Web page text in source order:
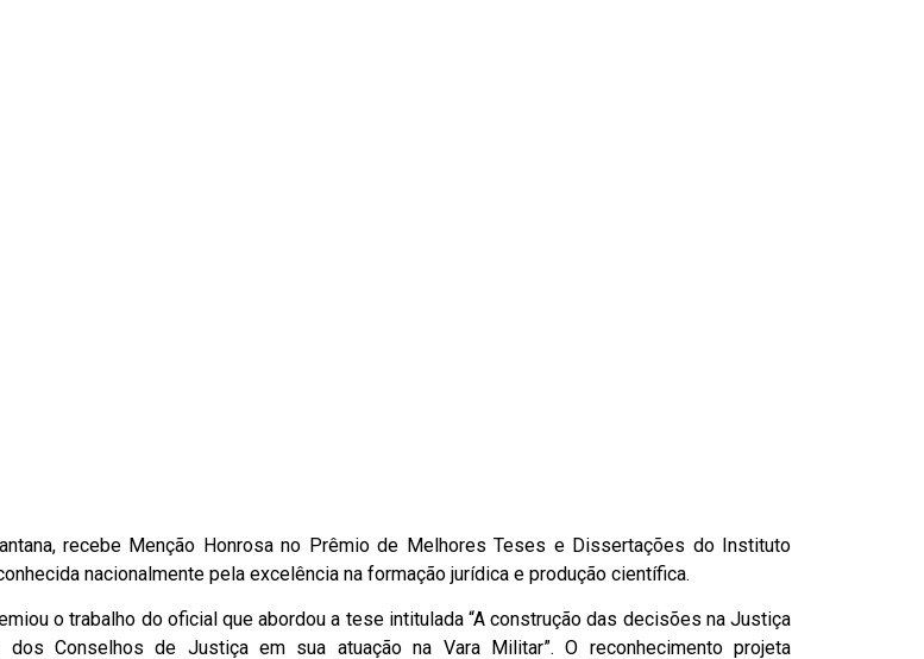
recebe Menção Honrosa no Prêmio de Melhores Teses e Dissertações do Instituto
nacionalmente pela excelência na formação jurídica e produção científica.
o trabalho do oficial que abordou a tese intitulada “A construção das decisões na Justiça
Conselhos de Justiça em sua atuação na Vara Militar”. O reconhecimento projeta